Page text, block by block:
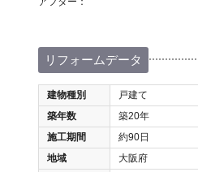
リフォームデータ
建物種別
戸建て
築年数
築20年
施工期間
約90日
地域
大阪府